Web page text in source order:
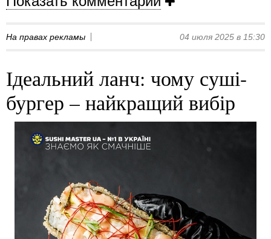
На правах рекламы 04 июля 2025 в 15:30
Ідеальний ланч: чому суші-
бургер – найкращий вибір